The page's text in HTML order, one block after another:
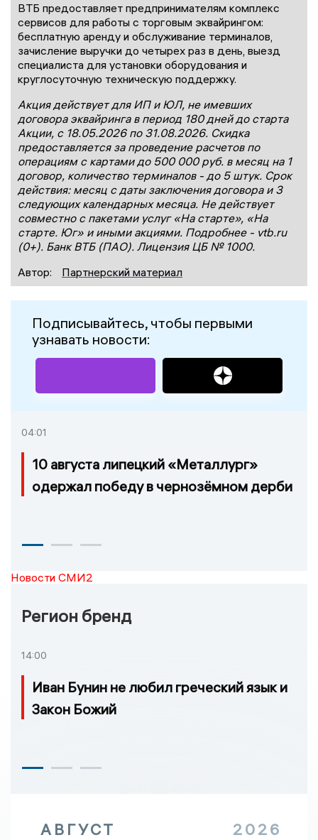
ВТБ предоставляет предпринимателям комплекс
сервисов для работы с торговым эквайрингом:
бесплатную аренду и обслуживание терминалов,
зачисление выручки до четырех раз в день, выезд
специалиста для установки оборудования и
круглосуточную техническую поддержку.
Акция действует для ИП и ЮЛ, не имевших
договора эквайринга в период 180 дней до старта
Акции, с 18.05.2026 по 31.08.2026. Скидка
предоставляется за проведение расчетов по
операциям с картами до 500 000 руб. в месяц на 1
договор, количество терминалов - до 5 штук. Срок
действия: месяц с даты заключения договора и 3
следующих календарных месяца. Не действует
совместно с пакетами услуг «На старте», «На
старте. Юг» и иными акциями. Подробнее - vtb.ru
(0+). Банк ВТБ (ПАО). Лицензия ЦБ № 1000.
Автор:
Партнерский материал
Подписывайтесь, чтобы первыми
узнавать новости:
04:01
10 августа липецкий «Металлург»
одержал победу в чернозёмном дерби
Новости СМИ2
Регион бренд
14:00
Иван Бунин не любил греческий язык и
Закон Божий
АВГУСТ 2026